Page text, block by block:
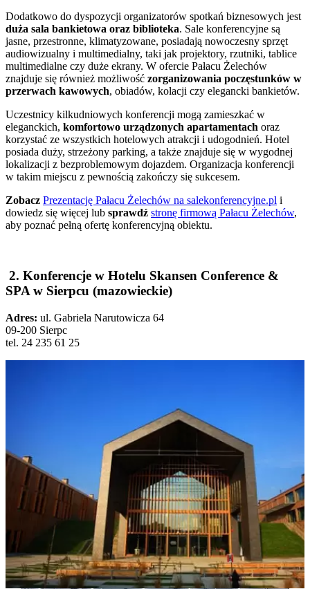
Dodatkowo do dyspozycji organizatorów spotkań biznesowych jest
duża sala bankietowa oraz biblioteka. Sale konferencyjne są
jasne, przestronne, klimatyzowane, posiadają nowoczesny sprzęt
audiowizualny i multimedialny, taki jak projektory, rzutniki, tablice
multimedialne czy duże ekrany. W ofercie Pałacu Żelechów
znajduje się również możliwość zorganizowania poczęstunków w
przerwach kawowych, obiadów, kolacji czy elegancki bankietów.
Uczestnicy kilkudniowych konferencji mogą zamieszkać w
eleganckich, komfortowo urządzonych apartamentach oraz
korzystać ze wszystkich hotelowych atrakcji i udogodnień. Hotel
posiada duży, strzeżony parking, a także znajduje się w wygodnej
lokalizacji z bezproblemowym dojazdem. Organizacja konferencji
w takim miejscu z pewnością zakończy się sukcesem.
Zobacz Prezentację Pałacu Żelechów na salekonferencyjne.pl i
dowiedz się więcej lub sprawdź stronę firmową Pałacu Żelechów,
aby poznać pełną ofertę konferencyjną obiektu.
2. Konferencje w Hotelu Skansen Conference &
SPA w Sierpcu (mazowieckie)
Adres: ul. Gabriela Narutowicza 64
09-200 Sierpc
tel. 24 235 61 25